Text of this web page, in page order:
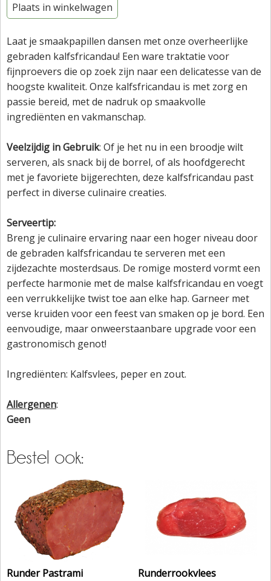
Plaats in winkelwagen
Laat je smaakpapillen dansen met onze overheerlijke
gebraden kalfsfricandau! Een ware traktatie voor
fijnproevers die op zoek zijn naar een delicatesse van de
hoogste kwaliteit. Onze kalfsfricandau is met zorg en
passie bereid, met de nadruk op smaakvolle
ingrediënten en vakmanschap.
Veelzijdig in Gebruik: Of je het nu in een broodje wilt
serveren, als snack bij de borrel, of als hoofdgerecht
met je favoriete bijgerechten, deze kalfsfricandau past
perfect in diverse culinaire creaties.
Serveertip:
Breng je culinaire ervaring naar een hoger niveau door
de gebraden kalfsfricandau te serveren met een
zijdezachte mosterdsaus. De romige mosterd vormt een
perfecte harmonie met de malse kalfsfricandau en voegt
een verrukkelijke twist toe aan elke hap. Garneer met
verse kruiden voor een feest van smaken op je bord. Een
eenvoudige, maar onweerstaanbare upgrade voor een
gastronomisch genot!
Ingrediënten: Kalfsvlees, peper en zout.
Allergenen:
Geen
Bestel ook:
Runder Pastrami Runderrookvlees